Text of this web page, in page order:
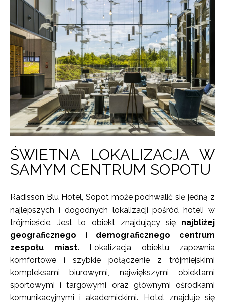
ŚWIETNA LOKALIZACJA W
SAMYM CENTRUM SOPOTU
Radisson Blu Hotel, Sopot może pochwalić się jedną z
najlepszych i dogodnych lokalizacji pośród hoteli w
trójmieście. Jest to obiekt znajdujący się najbliżej
geograficznego i demograficznego centrum
zespołu miast.Lokalizacja obiektu zapewnia
komfortowe i szybkie połączenie z trójmiejskimi
kompleksami biurowymi, największymi obiektami
sportowymi i targowymi oraz głównymi ośrodkami
komunikacyjnymi i akademickimi. Hotel znajduje się